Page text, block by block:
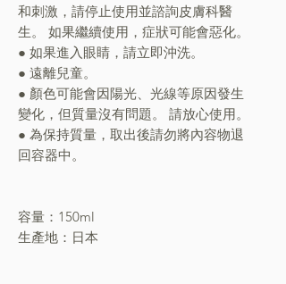
和刺激，請停止使用並諮詢皮膚科醫
生。 如果繼續使用，症狀可能會惡化。
● 如果進入眼睛，請立即沖洗。
● 遠離兒童。
● 顏色可能會因陽光、光線等原因發生
變化，但質量沒有問題。 請放心使用。
● 為保持質量，取出後請勿將內容物退
回容器中。
容量：150ml
生產地：日本